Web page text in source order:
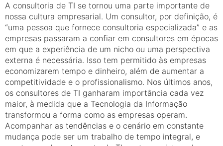
A consultoria de TI se tornou uma parte importante de
nossa cultura empresarial. Um consultor, por definição, é
“uma pessoa que fornece consultoria especializada” e as
empresas passaram a confiar em consultores em épocas
em que a experiência de um nicho ou uma perspectiva
externa é necessária. Isso tem permitido às empresas
economizarem tempo e dinheiro, além de aumentar a
competitividade e o profissionalismo. Nos últimos anos,
os consultores de TI ganharam importância cada vez
maior, à medida que a Tecnologia da Informação
transformou a forma como as empresas operam.
Acompanhar as tendências e o cenário em constante
mudança pode ser um trabalho de tempo integral, e